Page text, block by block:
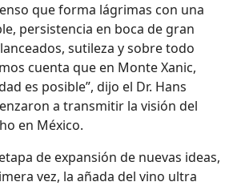
que forma lágrimas con una
persistencia en boca de gran
sutileza y sobre todo
cuenta que en Monte Xanic,
es posible”, dijo el Dr. Hans
a transmitir la visión del
en México.
de expansión de nuevas ideas,
vez, la añada del vino ultra